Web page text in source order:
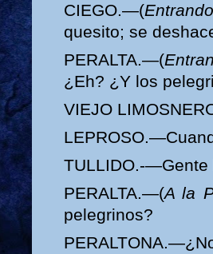
CIEGO.—(
quesito; se
PERALTA.—(
¿Eh? ¿Y los
VIEJO
TULLIDO.-—Gente
PERALTA.—(A la
pelegrinos?